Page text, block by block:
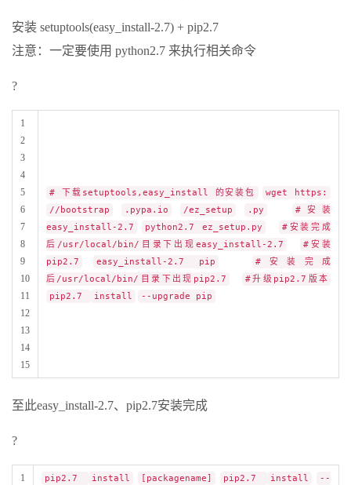
安装 setuptools(easy_install-2.7) + pip2.7
注意：一定要使用 python2.7 来执行相关命令
?
1
2
3
4
5
6
7
8
9
10
11
12
13
14
15
# 下载setuptools,easy_install 的安装包
wget https:
//bootstrap
.pypa.io /ez_setup .py
#安装
easy_install-2.7
python2.7 ez_setup.py
#安装完成
后/usr/local/bin/目录下出现easy_install-2.7
#安装
pip2.7
easy_install-2.7 pip
#安装完成
后/usr/local/bin/目录下出现pip2.7
#升级pip2.7版本
pip2.7
install --upgrade pip
至此easy_install-2.7、pip2.7安装完成
?
1
pip2.7 install [packagename] pip2.7 install
--